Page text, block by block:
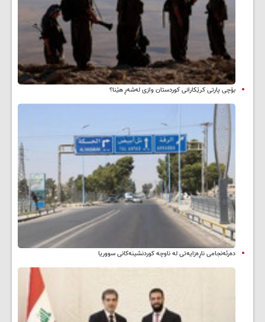
بۆچی پارتی کرێکارانی کوردستان وازی لەشەڕ هێنا؟
دەرئەنجامی ناڕەزایەتی لە ناوچە کوردنشینەکانی سووریا